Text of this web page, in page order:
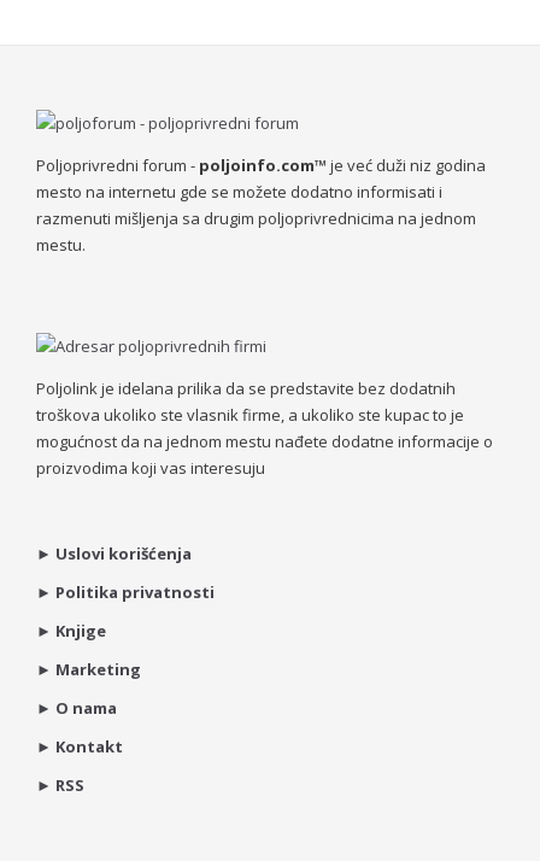
Poljoprivredni forum - poljoinfo.com™ je već duži niz godina
mesto na internetu gde se možete dodatno informisati i
razmenuti mišljenja sa drugim poljoprivrednicima na jednom
mestu.
Poljolink je idelana prilika da se predstavite bez dodatnih
troškova ukoliko ste vlasnik firme, a ukoliko ste kupac to je
mogućnost da na jednom mestu nađete dodatne informacije o
proizvodima koji vas interesuju
► Uslovi korišćenja
► Politika privatnosti
► Knjige
► Marketing
► O nama
► Kontakt
► RSS